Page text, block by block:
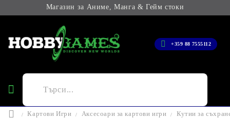
Магазин за Аниме, Манга & Гейм стоки
+359 88 7555112
Картови Игри Аксесоари за картови игри Кутии за